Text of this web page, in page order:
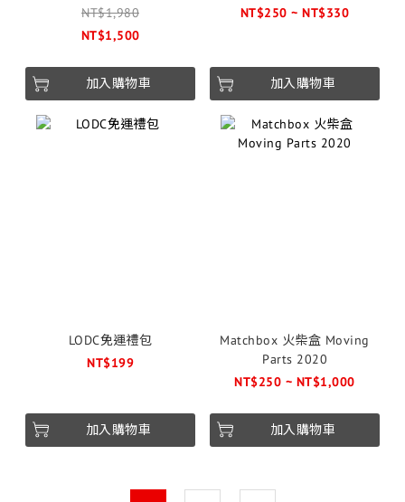
Coupe
NT$1,980
NT$1,500
加入購物車
NT$250 ~ NT$330
加入購物車
LODC免運禮包
NT$199
加入購物車
Matchbox 火柴盒 Moving
Parts 2020
NT$250 ~ NT$1,000
加入購物車